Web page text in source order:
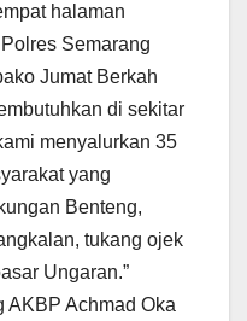
halaman
Semarang
Jumat Berkah
di sekitar
menyalurkan 35
yang
Benteng,
tukang ojek
Ungaran.”
AKBP Achmad Oka